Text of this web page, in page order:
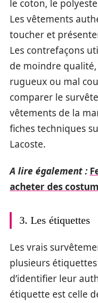
le coton, le
Les vêtements
toucher et
Les contrefaçons
de moindre
rugueux ou mal
comparer le
vêtements de la
fiches techniques
Lacoste.
A lire également :
acheter des
3. Les étiquettes
Les vrais
plusieurs
d’identifier leur
étiquette est celle